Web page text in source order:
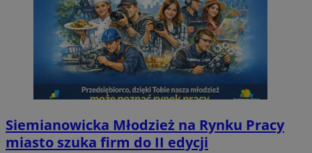
Siemianowicka Młodzież na Rynku Pracy
miasto szuka firm do II edycji